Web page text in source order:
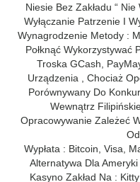
Niesie Bez Zakładu “ Nie
Wyłączanie Patrzenie I
Wynagrodzenie Metody :
Połknąć Wykorzystywać
Troska GCash,
Urządzenia , Chociaż
Porównywany Do
Wewnątrz
Opracowywanie Zależeć
Wypłata : Bitcoin, Visa,
Alternatywa Dla
Kasyno Zakład Na :